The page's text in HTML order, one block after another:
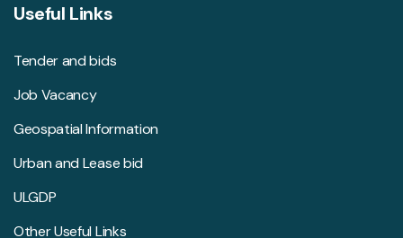
Useful Links
Tender and bids
Job Vacancy
Geospatial Information
Urban and Lease bid
ULGDP
Other Useful Links